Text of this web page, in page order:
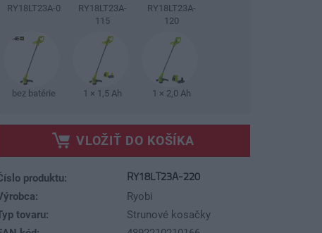
RY18LT23A-0
bez batérie
RY18LT23A-
115
1 × 1,5 Ah
RY18LT23A-
120
1 × 2,0 Ah
VLOŽIŤ DO KOŠÍKA
produktu:
RY18LT23A-220
Ryobi
tovaru:
Strunové kosačky